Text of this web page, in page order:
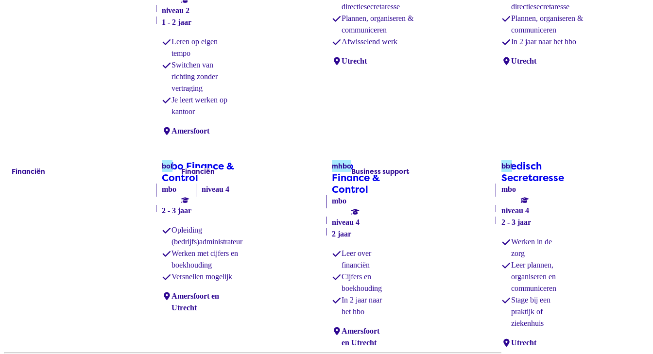
niveau 2
1 - 2 jaar
Leren op eigen
tempo
Switchen van
richting zonder
vertraging
Je leert werken op
kantoor
Locaties:
Amersfoort
directiesecretaresse
Plannen, organiseren &
communiceren
Afwisselend werk
Locaties:
Utrecht
directiesecretaresse
Plannen, organiseren &
communiceren
In 2 jaar naar het hbo
Locaties:
Utrecht
Mbo Finance &
Control(bol)
mbo niveau 4
2 - 3 jaar
bol
Opleiding
(bedrijfs)administrateur
Werken met cijfers en
boekhouding
Versnellen mogelijk
Locaties:
Amersfoort en
Utrecht
Labels:
Financiën
Mbo
Finance &
Control
mbo
niveau 4
2 jaar
mhbo
Leer over
financiën
Cijfers en
boekhouding
In 2 jaar naar
het hbo
Locaties:
Amersfoort
en Utrecht
Labels:
Financiën
Medisch
Secretaresse(bbl)
mbo
niveau 4
2 - 3 jaar
bbl
Werken in de
zorg
Leer plannen,
organiseren en
communiceren
Stage bij een
praktijk of
ziekenhuis
Locaties:
Utrecht
Labels:
Business support